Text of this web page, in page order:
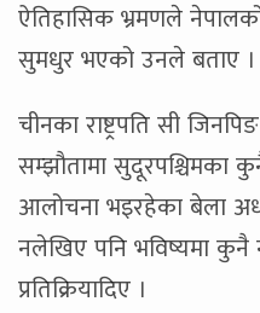
ऐतिहासिक भ्रमणले
सुमधुर भएको उनले बताए ।
चीनका राष्ट्रपति सी
सम्झौतामा सुदूरपश्चिमका
आलोचना भइरहेका बेला
नलेखिए पनि भविष्यमा
प्रतिक्रियादिए ।